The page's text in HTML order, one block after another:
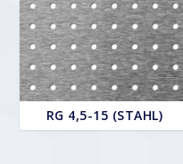
RG 4,5-15 (STAHL)